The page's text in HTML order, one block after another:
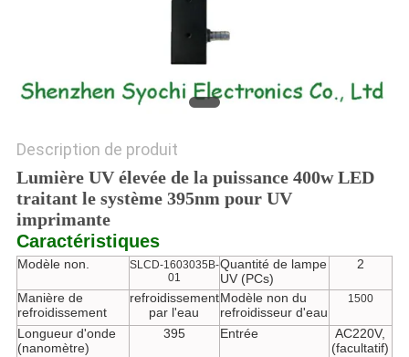
Description de produit
Lumière UV élevée de la puissance 400w LED
traitant le système 395nm pour UV
imprimante
Caractéristiques
Modèle non.
SLCD-1603035B-
01
Quantité de lampe
UV (PCs)
2
Manière de
refroidissement
refroidissement
par l'eau
Modèle non du
refroidisseur d'eau
1500
Longueur d'onde
(nanomètre)
395 Entrée
AC220V,
(facultatif)